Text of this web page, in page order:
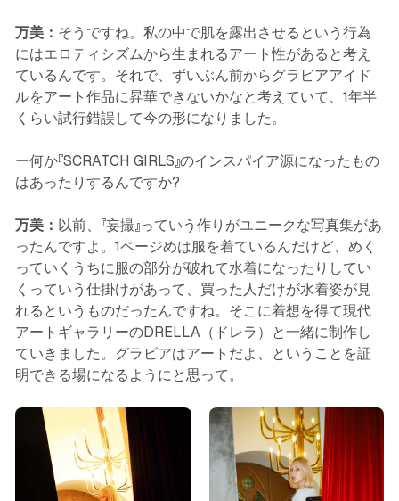
万美： そうですね。私の中で肌を露出させるという行為
にはエロティシズムから生まれるアート性があると考え
ているんです。それで、ずいぶん前からグラビアアイド
ルをアート作品に昇華できないかなと考えていて、1年半
くらい試行錯誤して今の形になりました。
ー何か『SCRATCH GIRLS』のインスパイア源になったもの
はあったりするんですか?
万美： 以前、『妄撮』っていう作りがユニークな写真集があ
ったんですよ。1ページめは服を着ているんだけど、めく
っていくうちに服の部分が破れて水着になったりしてい
くっていう仕掛けがあって、買った人だけが水着姿が見
れるというものだったんですね。そこに着想を得て現代
アートギャラリーのDRELLA（ドレラ）と一緒に制作し
ていきました。グラビアはアートだよ、ということを証
明できる場になるようにと思って。